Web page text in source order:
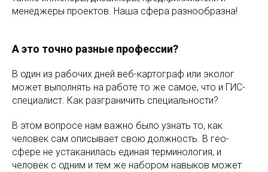
менеджеры проектов. Наша сфера разнообразна!
А это точно разные профессии?
В один из рабочих дней веб-картограф или эколог
может выполнять на работе то же самое, что и ГИС-
специалист. Как разграничить специальности?
В этом вопросе нам важно было узнать то, как
человек сам описывает свою должность. В гео-
сфере не устаканилась единая терминология, и
человек с одним и тем же набором навыков может